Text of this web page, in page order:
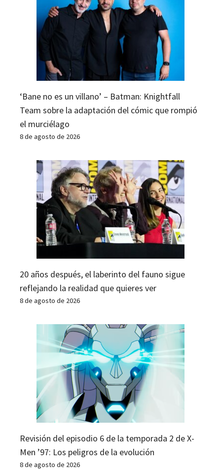
‘Bane no es un villano’ – Batman: Knightfall
Team sobre la adaptación del cómic que rompió
el murciélago
8 de agosto de 2026
20 años después, el laberinto del fauno sigue
reflejando la realidad que quieres ver
8 de agosto de 2026
Revisión del episodio 6 de la temporada 2 de X-
Men ’97: Los peligros de la evolución
8 de agosto de 2026